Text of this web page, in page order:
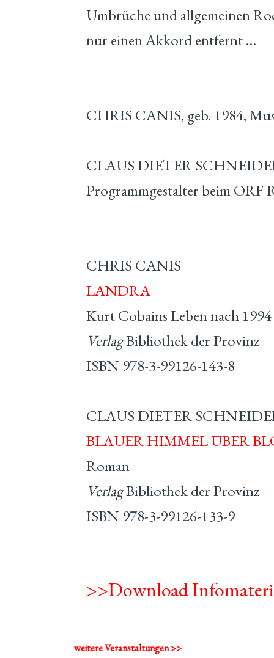
Umbrüche und allgemeinen
nur einen Akkord entfernt …
CHRIS CANIS, geb. 1984,
CLAUS DIETER
Programmgestalter beim ORF
CHRIS CANIS
LANDRA
Kurt Cobains Leben nach 1994
VerlagBibliothek der Provinz
ISBN 978-3-99126-143-8
CLAUS DIETER
BLAUER HIMMEL ÜBER
Roman
VerlagBibliothek der Provinz
ISBN 978-3-99126-133-9
>>Download
weitere Veranstaltungen >>